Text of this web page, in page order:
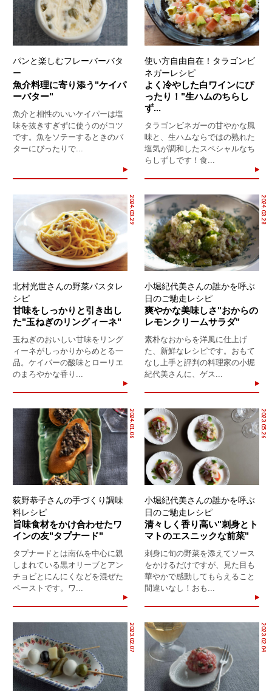
パンと楽しむフレーバーバタ
ー
魚介料理に寄り添う"ケイパ
ーバター"
魚介と相性のいいケイパーは塩
味を抜きすぎずに使うのがコツ
です。魚をソテーするときのバ
ターにぴったりで...
使い方自由自在！タラゴンビ
ネガーレシピ
よく冷やした白ワインにぴ
ったり！"生ハムのちらし
ず...
タラゴンビネガーの甘やかな風
味と、生ハムならではの熟れた
塩気が調和したスペシャルなち
らしずしです！食...
2024.03.29
北村光世さんの野菜パスタレ
シピ
甘味をしっかりと引き出し
た"玉ねぎのリングィーネ"
玉ねぎのおいしい甘味をリング
ィーネがしっかりからめとる一
品。ケイパーの酸味とローリエ
のまろやかな香り...
2024.03.28
小堀紀代美さんの誰かを呼ぶ
日のご馳走レシピ
爽やかな美味しさ"おからの
レモンクリームサラダ"
素朴なおからを洋風に仕上げ
た、新鮮なレシピです。おもて
なし上手と評判の料理家の小堀
紀代美さんに、ゲス...
2024.01.06
荻野恭子さんの手づくり調味
料レシピ
旨味食材をかけ合わせたワ
インの友"タプナード"
タプナードとは南仏を中心に親
しまれている黒オリーブとアン
チョビとにんにくなどを混ぜた
ペーストです。ワ...
2023.05.26
小堀紀代美さんの誰かを呼ぶ
日のご馳走レシピ
清々しく香り高い"刺身とト
マトのエスニックな前菜"
刺身に旬の野菜を添えてソース
をかけるだけですが、見た目も
華やかで感動してもらえること
間違いなし！おも...
2023.02.07 2023.02.04